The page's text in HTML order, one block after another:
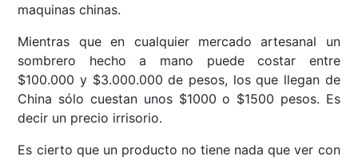
maquinas chinas.
Mientras que en cualquier mercado artesanal un
sombrero hecho a mano puede costar entre
$100.000 y $3.000.000 de pesos, los que llegan de
China sólo cuestan unos $1000 o $1500 pesos. Es
decir un precio irrisorio.
Es cierto que un producto no tiene nada que ver con